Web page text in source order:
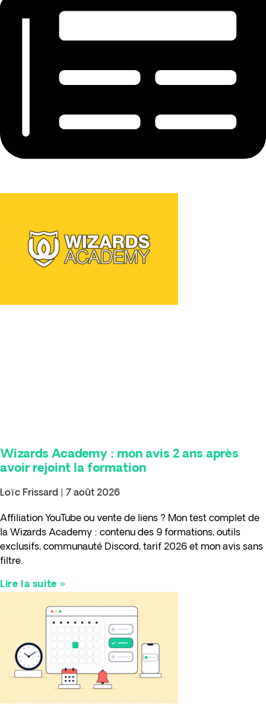
Wizards Academy : mon avis 2 ans après
avoir rejoint la formation
Loïc Frissard 7 août 2026
Affiliation YouTube ou vente de liens ? Mon test complet de
la Wizards Academy : contenu des 9 formations, outils
exclusifs, communauté Discord, tarif 2026 et mon avis sans
filtre.
Lire la suite »